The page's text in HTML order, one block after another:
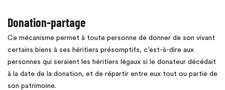
Donation-partage
Ce mécanisme permet à toute personne de donner de son vivant
certains biens à ses héritiers présomptifs, c’est-à-dire aux
personnes qui seraient les héritiers légaux si le donateur décédait
à la date de la donation, et de répartir entre eux tout ou partie de
son patrimoine.